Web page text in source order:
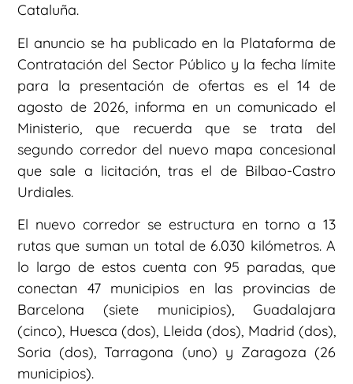
Cataluña.
El anuncio se ha publicado en la Plataforma de
Contratación del Sector Público y la fecha límite
para la presentación de ofertas es el 14 de
agosto de 2026, informa en un comunicado el
Ministerio, que recuerda que se trata del
segundo corredor del nuevo mapa concesional
que sale a licitación, tras el de Bilbao-Castro
Urdiales.
El nuevo corredor se estructura en torno a 13
rutas que suman un total de 6.030 kilómetros. A
lo largo de estos cuenta con 95 paradas, que
conectan 47 municipios en las provincias de
Barcelona (siete municipios), Guadalajara
(cinco), Huesca (dos), Lleida (dos), Madrid (dos),
Soria (dos), Tarragona (uno) y Zaragoza (26
municipios).